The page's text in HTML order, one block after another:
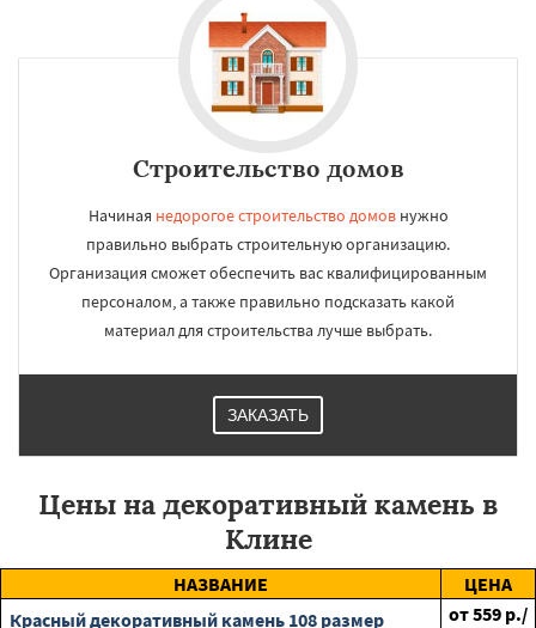
Строительство домов
Начиная недорогое строительство домовнужно
правильно выбрать строительную организацию.
Организация сможет обеспечить вас квалифицированным
персоналом, а также правильно подсказать какой
материал для строительства лучше выбрать.
ЗАКАЗАТЬ
Цены на декоративный камень в
Клине
НАЗВАНИЕ
ЦЕНА
Красный декоративный камень 108 размер
от559 р./